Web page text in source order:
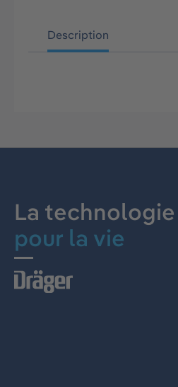
Description
La technologie
pour la vie